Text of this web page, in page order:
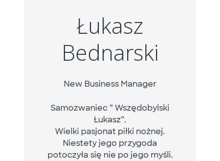
Łukasz
Bednarski
New Business Manager
Samozwaniec ” Wszędobylski
Łukasz”.
Wielki pasjonat piłki nożnej.
Niestety jego przygoda
potoczyła się nie po jego myśli.